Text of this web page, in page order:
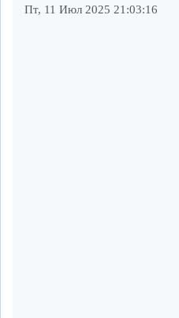
Пт, 11 Июл 2025 21:03:16